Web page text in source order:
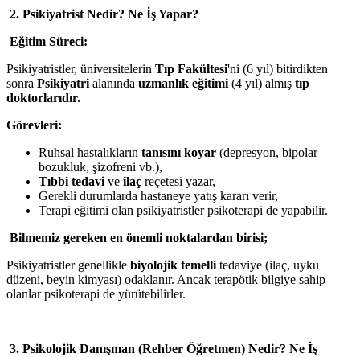
2. Psikiyatrist Nedir? Ne İş Yapar?
Eğitim Süreci:
Psikiyatristler, üniversitelerin Tıp Fakültesi'ni (6 yıl) bitirdikten
sonra Psikiyatri alanında uzmanlık eğitimi (4 yıl) almış tıp
doktorlarıdır.
Görevleri:
Ruhsal hastalıkların tanısını koyar (depresyon, bipolar
bozukluk, şizofreni vb.),
Tıbbi tedavi ve ilaç reçetesi yazar,
Gerekli durumlarda hastaneye yatış kararı verir,
Terapi eğitimi olan psikiyatristler psikoterapi de yapabilir.
Bilmemiz gereken en önemli noktalardan birisi;
Psikiyatristler genellikle biyolojik temelli tedaviye (ilaç, uyku
düzeni, beyin kimyası) odaklanır. Ancak terapötik bilgiye sahip
olanlar psikoterapi de yürütebilirler.
3. Psikolojik Danışman (Rehber Öğretmen) Nedir? Ne İş